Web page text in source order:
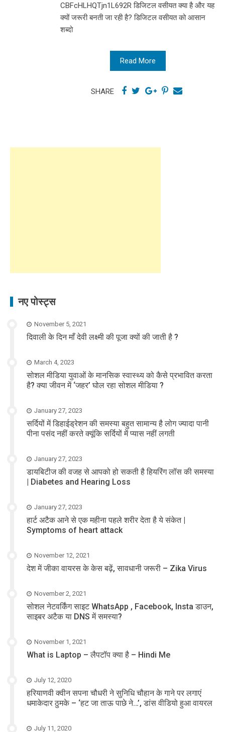
CBFcHLHQTjn1L692R डिजिटल वसीयत क्या है और यह
क्यों जरूरी बनती जा रही है? डिजिटल वसीयत को आसान
शब्दो
Read More
SHARE
नए पोस्ट्स
November 5, 2021
दिवाली के दिन माँ देवी लक्ष्मी की पूजा क्यों की जाती है ?
March 4, 2023
सोशल मीडिया युवाओं के मानसिक स्वास्थ्य को कैसे प्रभावित करता
है? क्या जीवन में ‘जहर’ घोल रहा सोशल मीडिया ?
January 27, 2023
सर्दियों में डिहाईड्रेशन की समस्या बहुत सामान्य है लोग ज्यादा पानी
पीना पसंद नहीं करते क्यूंकि सर्दियों में प्यास नहीं लगती
January 27, 2023
डायबिटीज की वजह से आपको हो सकती है हियरिंग लॉस की समस्या
| Diabetes and Hearing Loss
January 27, 2023
हार्ट अटैक आने से एक महीना पहले शरीर देता है ये संकेत |
Symptoms of heart attack
November 12, 2021
देश में जीका वायरस के केस बढ़ें, सावधानी जरूरी – Zika Virus
November 2, 2021
सोशल नेटवर्किंग साइट WhatsApp , Facebook, Insta डाउन,
साइबर अटैक या DNS में समस्या?
November 1, 2021
What is Laptop – लैपटॉप क्या है – Hindi Me
July 12, 2020
हरियाणवी क्वीन सपना चौधरी ने सुनिधि चौहान के गाने पर लगाएं
धमाकेदार ठुमके – ‘हट जा ताऊ पाछे ने…’, डांस वीडियो हुआ वायरल
July 11, 2020